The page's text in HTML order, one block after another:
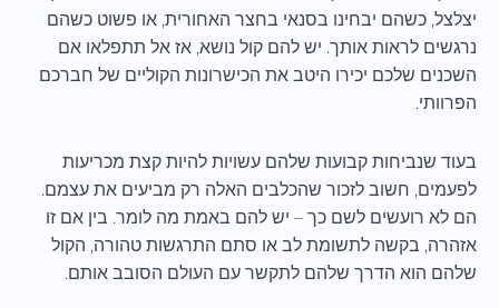
יצלצל, כשהם יבחינו בסנאי בחצר האחורית, או פשוט כשהם
נרגשים לראות אותך. יש להם קול נושא, אז אל תתפלאו אם
השכנים שלכם יכירו היטב את הכישרונות הקוליים של חברכם
הפרוותי.
בעוד שנביחות קבועות שלהם עשויות להיות קצת מכריעות
לפעמים, חשוב לזכור שהכלבים האלה רק מביעים את עצמם.
הם לא רועשים לשם כך – יש להם באמת מה לומר. בין אם זו
אזהרה, בקשה לתשומת לב או סתם התרגשות טהורה, הקול
שלהם הוא הדרך שלהם לתקשר עם העולם הסובב אותם.